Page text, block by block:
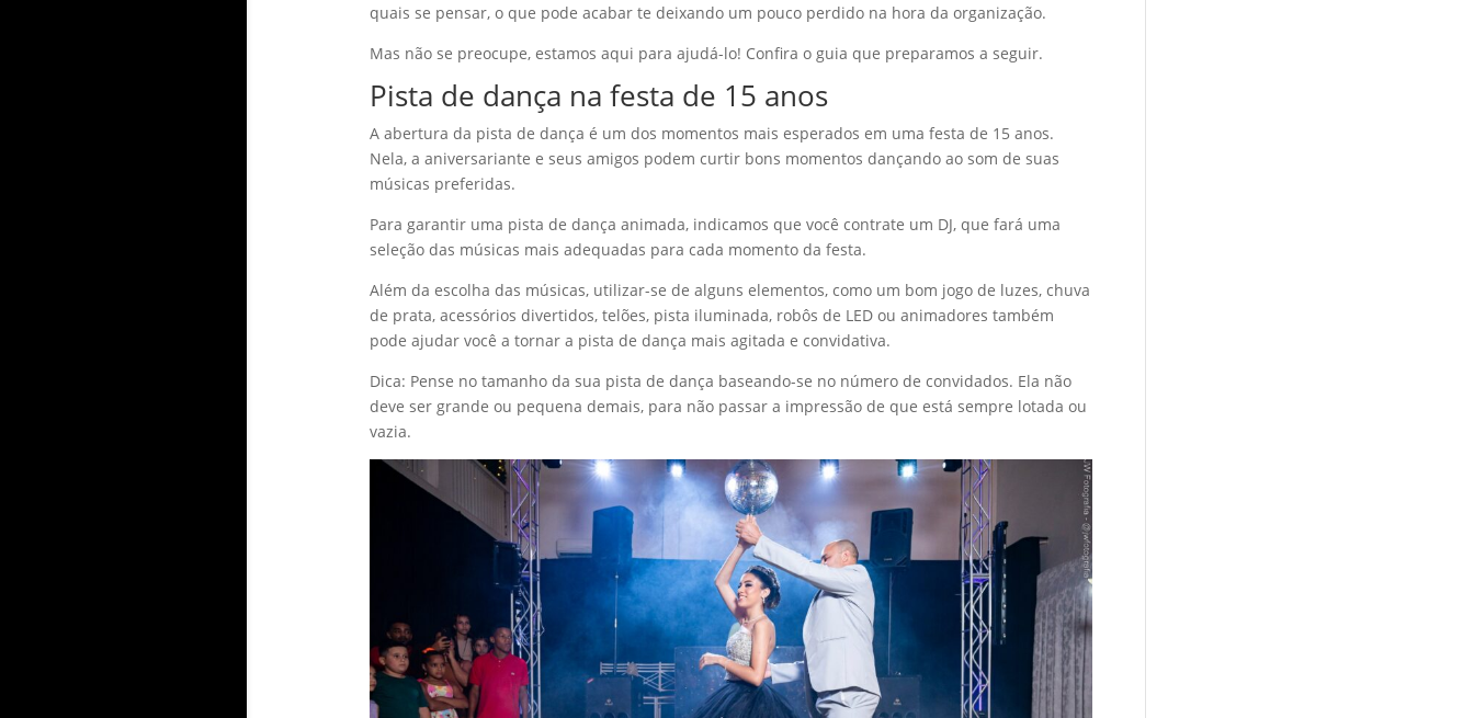
quais se pensar, o que pode acabar te deixando um pouco perdido na hora da organização.
Mas não se preocupe, estamos aqui para ajudá-lo! Confira o guia que preparamos a seguir.
Pista de dança na festa de 15 anos
A abertura da pista de dança é um dos momentos mais esperados em uma festa de 15 anos.
Nela, a aniversariante e seus amigos podem curtir bons momentos dançando ao som de suas
músicas preferidas.
Para garantir uma pista de dança animada, indicamos que você contrate um DJ, que fará uma
seleção das músicas mais adequadas para cada momento da festa.
Além da escolha das músicas, utilizar-se de alguns elementos, como um bom jogo de luzes, chuva
de prata, acessórios divertidos, telões, pista iluminada, robôs de LED ou animadores também
pode ajudar você a tornar a pista de dança mais agitada e convidativa.
Dica: Pense no tamanho da sua pista de dança baseando-se no número de convidados. Ela não
deve ser grande ou pequena demais, para não passar a impressão de que está sempre lotada ou
vazia.